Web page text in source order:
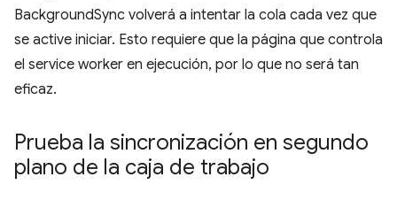
BackgroundSync volverá a intentar la cola cada vez que
se active iniciar. Esto requiere que la página que controla
el service worker en ejecución, por lo que no será tan
eficaz.
Prueba la sincronización en segundo
plano de la caja de trabajo